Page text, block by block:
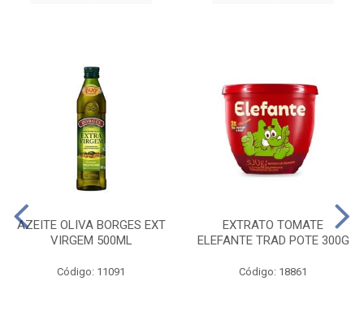
AZEITE OLIVA BORGES EXT
VIRGEM 500ML
Código: 11091
EXTRATO TOMATE
ELEFANTE TRAD POTE 300G
Código: 18861